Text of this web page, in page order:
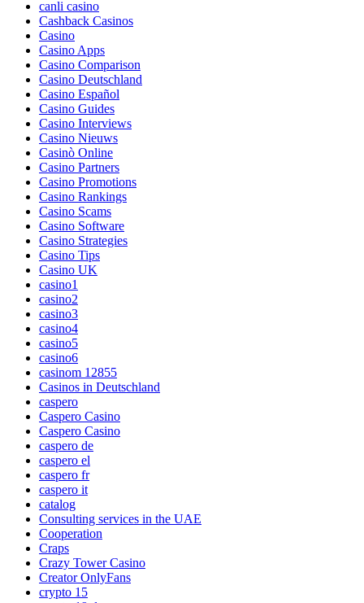
canli casino
Cashback Casinos
Casino
Casino Apps
Casino Comparison
Casino Deutschland
Casino Español
Casino Guides
Casino Interviews
Casino Nieuws
Casinò Online
Casino Partners
Casino Promotions
Casino Rankings
Casino Scams
Casino Software
Casino Strategies
Casino Tips
Casino UK
casino1
casino2
casino3
casino4
casino5
casino6
casinom 12855
Casinos in Deutschland
caspero
Caspero Casino
Caspero Casino
caspero de
caspero el
caspero fr
caspero it
catalog
Consulting services in the UAE
Cooperation
Craps
Crazy Tower Сasino
Creator OnlyFans
crypto 15